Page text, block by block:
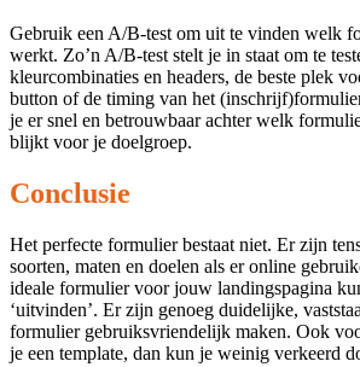
Gebruik een A/B-test om uit te vinden welk
werkt. Zo’n A/B-test stelt je in staat om te
kleurcombinaties en headers, de beste plek
button of de timing van het
je er snel en betrouwbaar achter welk
blijkt voor je doelgroep.
Conclusie
Het perfecte formulier bestaat niet. Er zijn
soorten, maten en doelen als er online
ideale formulier voor jouw landingspagina
‘uitvinden’. Er zijn genoeg duidelijke,
formulier gebruiksvriendelijk maken. Ook
je een template, dan kun je weinig verkeerd